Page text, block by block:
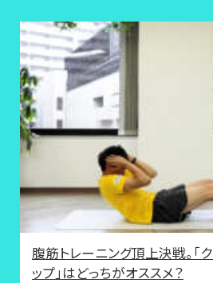
腹筋トレーニング頂上決戦。「ク
ップ」はどっちがオススメ？